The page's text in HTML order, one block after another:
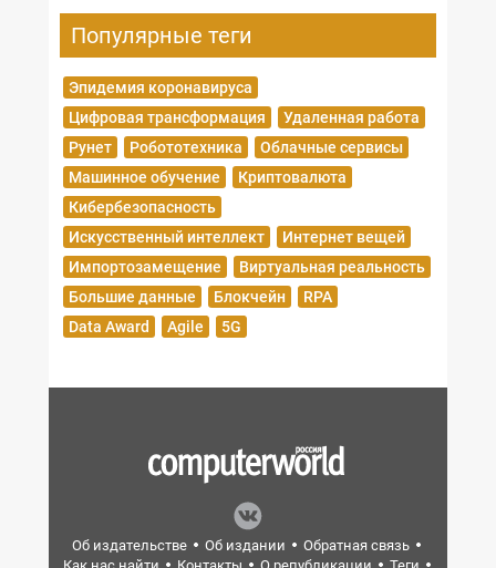
Популярные теги
Эпидемия коронавируса
Цифровая трансформация
Удаленная работа
Рунет
Робототехника
Облачные сервисы
Машинное обучение
Криптовалюта
Кибербезопасность
Искусственный интеллект
Интернет вещей
Импортозамещение
Виртуальная реальность
Большие данные
Блокчейн
RPA
Data Award
Agile 5G
Об издательстве Об издании
Обратная связь